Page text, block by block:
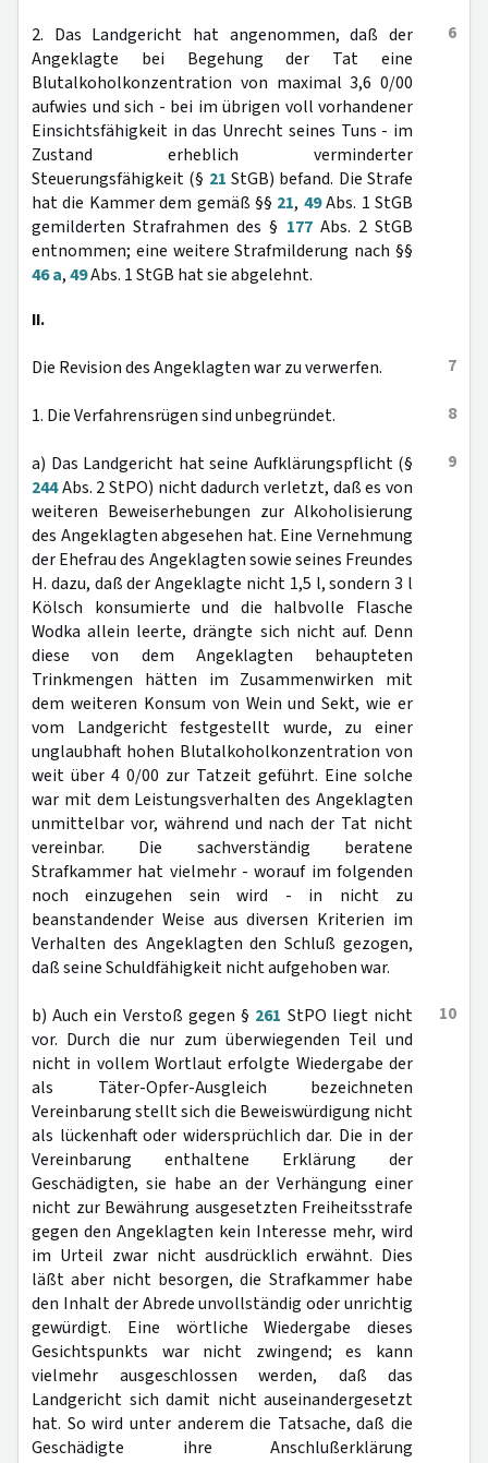
6
2. Das Landgericht hat angenommen, daß der
Angeklagte bei Begehung der Tat eine
Blutalkoholkonzentration von maximal 3,6 0/00
aufwies und sich - bei im übrigen voll vorhandener
Einsichtsfähigkeit in das Unrecht seines Tuns - im
Zustand erheblich verminderter
Steuerungsfähigkeit (§ 21 StGB) befand. Die Strafe
hat die Kammer dem gemäß §§ 21, 49Abs. 1 StGB
gemilderten Strafrahmen des § 177Abs. 2 StGB
entnommen; eine weitere Strafmilderung nach §§
46 a,49Abs. 1 StGB hat sie abgelehnt.
II.
7
Die Revision des Angeklagten war zu verwerfen.
8
1. Die Verfahrensrügen sind unbegründet.
9
a) Das Landgericht hat seine Aufklärungspflicht (§
244Abs. 2 StPO) nicht dadurch verletzt, daß es von
weiteren Beweiserhebungen zur Alkoholisierung
des Angeklagten abgesehen hat. Eine Vernehmung
der Ehefrau des Angeklagten sowie seines Freundes
H. dazu, daß der Angeklagte nicht 1,5 l, sondern 3 l
Kölsch konsumierte und die halbvolle Flasche
Wodka allein leerte, drängte sich nicht auf. Denn
diese von dem Angeklagten behaupteten
Trinkmengen hätten im Zusammenwirken mit
dem weiteren Konsum von Wein und Sekt, wie er
vom Landgericht festgestellt wurde, zu einer
unglaubhaft hohen Blutalkoholkonzentration von
weit über 4 0/00 zur Tatzeit geführt. Eine solche
war mit dem Leistungsverhalten des Angeklagten
unmittelbar vor, während und nach der Tat nicht
vereinbar. Die sachverständig beratene
Strafkammer hat vielmehr - worauf im folgenden
noch einzugehen sein wird - in nicht zu
beanstandender Weise aus diversen Kriterien im
Verhalten des Angeklagten den Schluß gezogen,
daß seine Schuldfähigkeit nicht aufgehoben war.
10
b) Auch ein Verstoß gegen § 261 StPO liegt nicht
vor. Durch die nur zum überwiegenden Teil und
nicht in vollem Wortlaut erfolgte Wiedergabe der
als Täter-Opfer-Ausgleich bezeichneten
Vereinbarung stellt sich die Beweiswürdigung nicht
als lückenhaft oder widersprüchlich dar. Die in der
Vereinbarung enthaltene Erklärung der
Geschädigten, sie habe an der Verhängung einer
nicht zur Bewährung ausgesetzten Freiheitsstrafe
gegen den Angeklagten kein Interesse mehr, wird
im Urteil zwar nicht ausdrücklich erwähnt. Dies
läßt aber nicht besorgen, die Strafkammer habe
den Inhalt der Abrede unvollständig oder unrichtig
gewürdigt. Eine wörtliche Wiedergabe dieses
Gesichtspunkts war nicht zwingend; es kann
vielmehr ausgeschlossen werden, daß das
Landgericht sich damit nicht auseinandergesetzt
hat. So wird unter anderem die Tatsache, daß die
Geschädigte ihre Anschlußerklärung